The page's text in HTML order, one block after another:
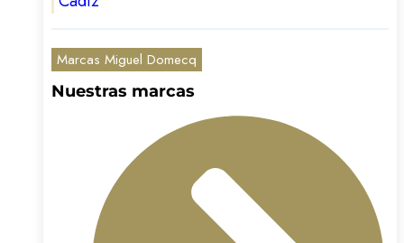
Marcas Miguel Domecq
Nuestras marcas